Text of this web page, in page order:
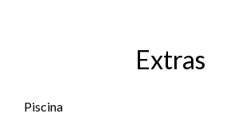
Extras
Piscina